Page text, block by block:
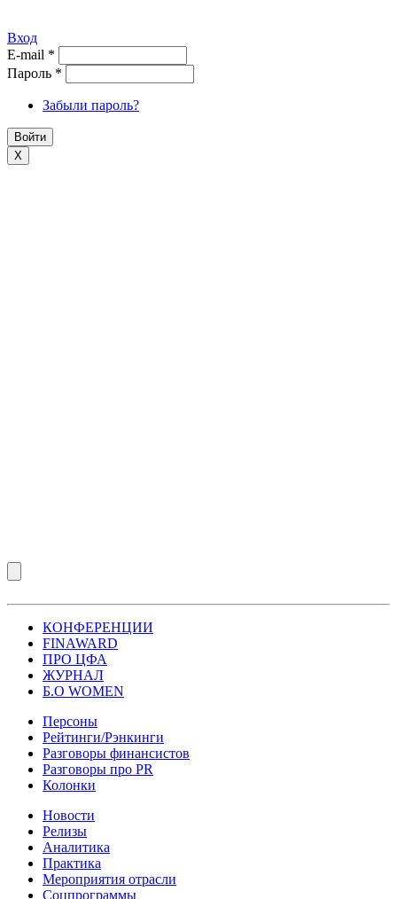
Вход
E-mail *
Пароль *
Забыли пароль?
X
КОНФЕРЕНЦИИ
FINAWARD
ПРО ЦФА
ЖУРНАЛ
Б.О WOMEN
Персоны
Рейтинги/Рэнкинги
Разговоры финансистов
Разговоры про PR
Колонки
Новости
Релизы
Аналитика
Практика
Мероприятия отрасли
Соцпрограммы